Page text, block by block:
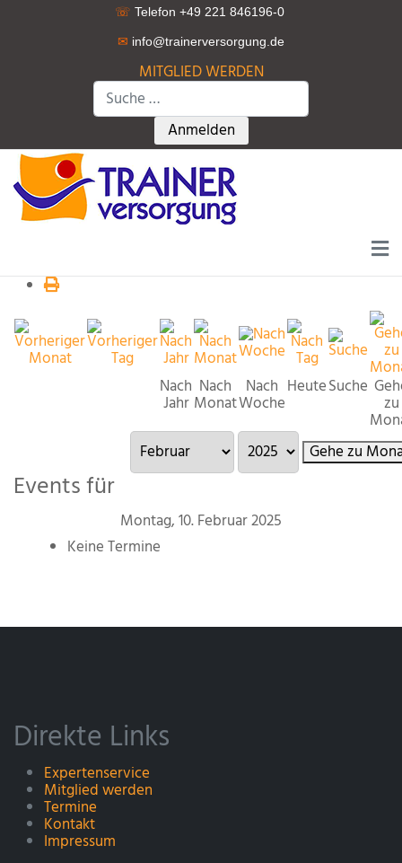
☏ Telefon +49 221 846196-0
✉ info@trainerversorgung.de
MITGLIED WERDEN
Suchen
Type 2 or more characters for
Anmelden
Nach
Jahr
Nach
Monat
Nach
Woche
HeuteSuche
zu
Gehe zu
Events für
Montag, 10. Februar 2025
Keine Termine
Direkte Links
Expertenservice
Mitglied werden
Termine
Kontakt
Impressum